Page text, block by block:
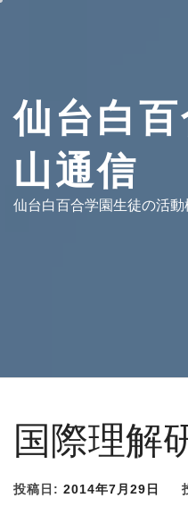
へ仙台白
山通信
仙台白百合学園生徒の活動
国際理解
投稿日: 2014年7月29日